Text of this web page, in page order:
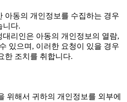
아동의 개인정보를 수집하는 경우
니다.
대리인은 아동의 개인정보의 열람,
있으며, 이러한 요청이 있을 경우
한 조치를 취합니다.
위해서 귀하의 개인정보를 외부에